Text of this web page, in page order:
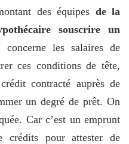
des équipes de la
souscrire un
les salaires de
ces conditions de tête,
contracté auprès de
un degré de prêt. On
Car c’est un emprunt
crédits pour attester de